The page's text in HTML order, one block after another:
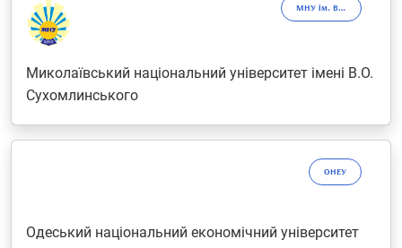
МНУ ім. В.О. Сухомлинського
Миколаївський національний університет імені В.О.
Сухомлинського
ОНЕУ
Одеський національний економічний університет